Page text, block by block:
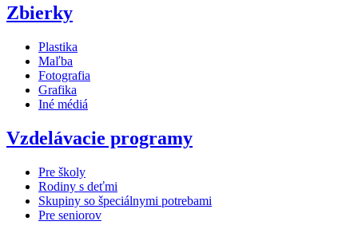
Zbierky
Plastika
Maľba
Fotografia
Grafika
Iné médiá
Vzdelávacie programy
Pre školy
Rodiny s deťmi
Skupiny so špeciálnymi potrebami
Pre seniorov